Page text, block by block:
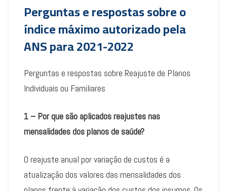
Perguntas e respostas sobre o
índice máximo autorizado pela
ANS para 2021-2022
Perguntas e respostas sobre Reajuste de Planos
Individuais ou Familiares
1 – Por que são aplicados reajustes nas
mensalidades dos planos de saúde?
O reajuste anual por variação de custos é a
atualização dos valores das mensalidades dos